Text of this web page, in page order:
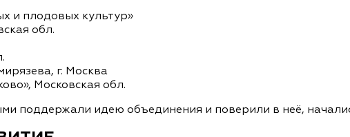
и плодовых культур»
обл.
г. Москва
Московская обл.
поддержали идею объединения и поверили в неё,